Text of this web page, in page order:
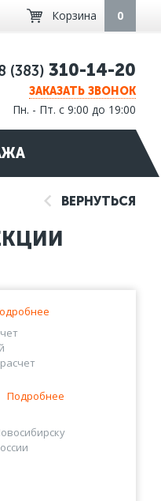
Корзина 0
(383) 310-14-20
ЗАКАЗАТЬ ЗВОНОК
Пн. - Пт. с 9:00 до 19:00
ВЕРНУТЬСЯ
Подробнее